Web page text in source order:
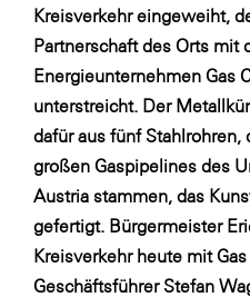
GBV - Verband
Bauvereinigungen
Getzner Werkstoffe
Heimat Österreich
ikp
Johnson & Johnson
JELD-WEN DANA
kosaplaner
Kreisverkehr eingeweiht,
Partnerschaft des Orts mit
Energieunternehmen Gas
unterstreicht. Der
dafür aus fünf Stahlrohren,
großen Gaspipelines des
Austria stammen, das
gefertigt. Bürgermeister
Kreisverkehr heute mit
Geschäftsführer Stefan